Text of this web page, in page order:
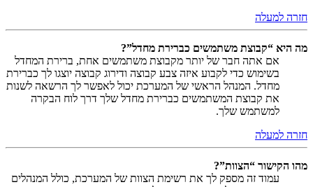
חזרה למעלה
מה היא “קבוצת משתמשים כברירת מחדל”?
אם אתה חבר של יותר מקבוצת משתמשים אחת, ברירת המחדל
בשימוש כדי לקבוע איזה צבע קבוצה ודירוג קבוצה יוצגו לך כברירת
מחדל. המנהל הראשי של המערכת יכול לאפשר לך הרשאה לשנות
את קבוצת המשתמשים כברירת מחדל שלך דרך לוח הבקרה
למשתמש שלך.
חזרה למעלה
מהו הקישור “הצוות”?
עמוד זה מספק לך את רשימת הצוות של המערכת, כולל המנהלים